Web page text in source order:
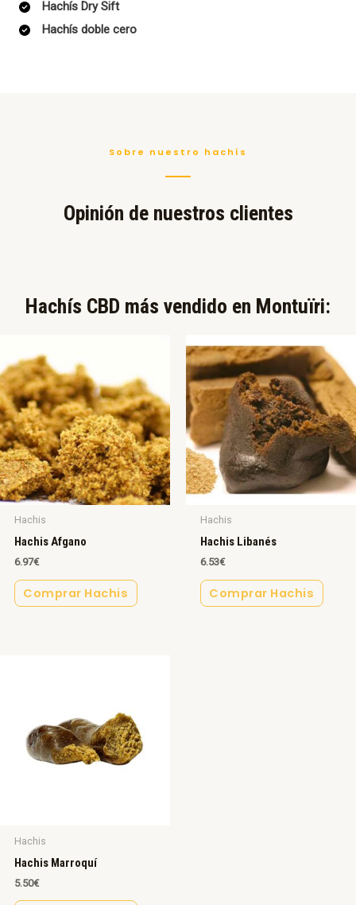
Hachís Dry Sift
Hachís doble cero
Sobre nuestro hachís
Opinión de nuestros clientes
Hachís CBD más vendido en Montuïri:​
Hachis
Hachis Afgano
6.97€
Comprar Hachis
Hachis
Hachis Libanés
6.53€
Comprar Hachis
Hachis
Hachis Marroquí
5.50€